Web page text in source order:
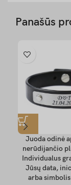
Panašūs
Juoda odinė
nerūdijančio
Individualus
Jūsų data,
arba